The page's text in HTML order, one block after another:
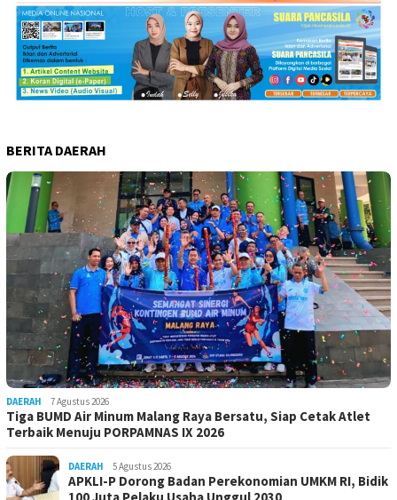
BERITA DAERAH
DAERAH 7 Agustus 2026
Tiga BUMD Air Minum Malang Raya Bersatu, Siap Cetak Atlet
Terbaik Menuju PORPAMNAS IX 2026
DAERAH 5 Agustus 2026
APKLI-P Dorong Badan Perekonomian UMKM RI, Bidik